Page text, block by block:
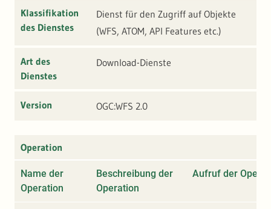
Klassifikation
des Dienstes
Dienst für den Zugriff auf Objekte
(WFS, ATOM, API Features etc.)
Art des
Dienstes
Download-Dienste
Version OGC:WFS 2.0
Operation
Name der
Operation
Beschreibung der
Operation
Aufruf der